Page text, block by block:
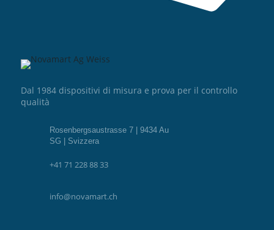
Dal 1984 dispositivi di misura e prova per il controllo
qualità
Rosenbergsaustrasse 7 | 9434 Au
SG | Svizzera
+41 71 228 88 33
info@novamart.ch